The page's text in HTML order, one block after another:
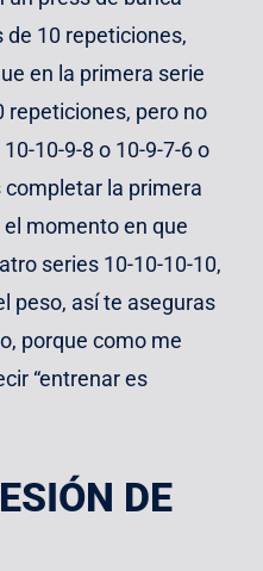
de 10 repeticiones,
en la primera serie
repeticiones, pero no
10-9-8 o 10-9-7-6 o
completar la primera
el momento en que
series 10-10-10-10,
peso, así te aseguras
porque como me
“entrenar es
DE